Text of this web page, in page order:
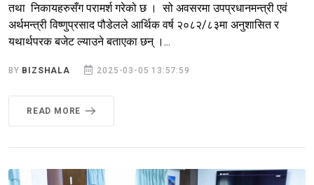
तथा निकायहरुसँग परामर्श गरेको छ । सो अवसरमा उपप्रधानमन्त्री एवं
अर्थमन्त्री विष्णुप्रसाद पौडेलले आर्थिक वर्ष २०८२/८३मा अनुशासित र
यथार्थपरक बजेट ल्याउने बताएका छन् ।...
BY BIZSHALA 2025-03-05 13:57:59
READ MORE